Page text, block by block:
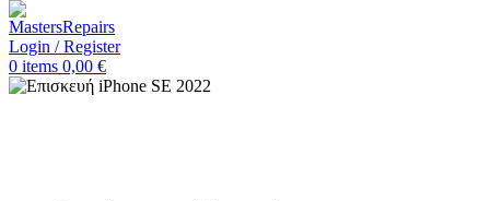
Login / Register
0 items 0,00 €